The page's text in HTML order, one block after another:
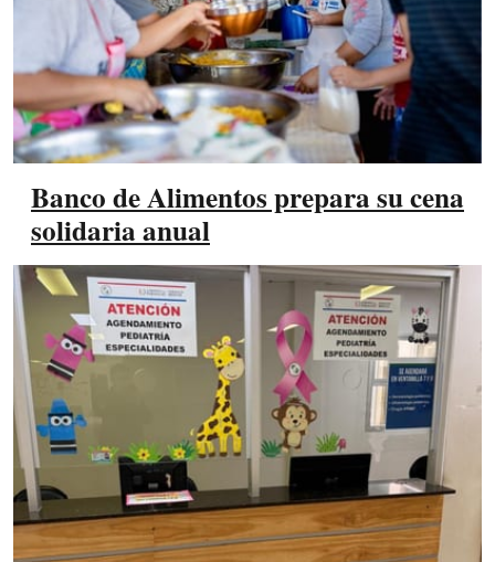
Banco de Alimentos prepara su cena
solidaria anual